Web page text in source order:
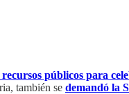
públicos para
también se demandó la